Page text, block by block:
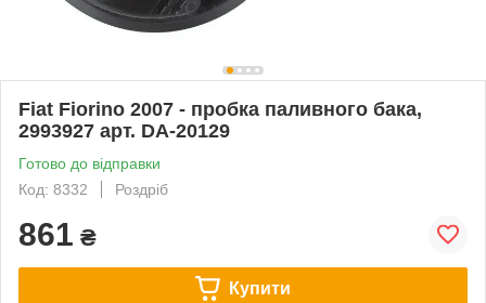
Fiat Fiorino 2007 - пробка паливного бака,
2993927 арт. DA-20129
Готово до відправки
Код: 8332
Роздріб
861 ₴
Купити